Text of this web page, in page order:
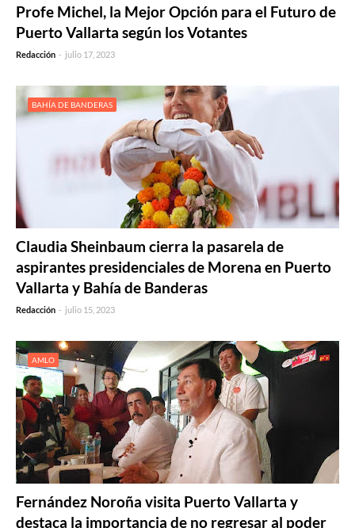
Profe Michel, la Mejor Opción para el Futuro de
Puerto Vallarta según los Votantes
Redacción - julio 17, 2023
BAHÍA DE BANDERAS
Claudia Sheinbaum cierra la pasarela de
aspirantes presidenciales de Morena en Puerto
Vallarta y Bahía de Banderas
Redacción - julio 15, 2023
AMLO
Fernández Noroña visita Puerto Vallarta y
destaca la importancia de no regresar al poder